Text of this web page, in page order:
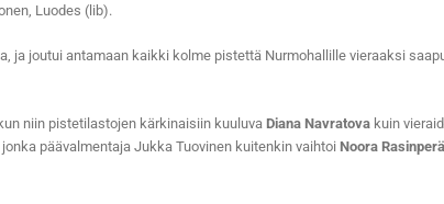
Luodes (lib).
joutui antamaan kaikki kolme pistettä Nurmohallille vieraaksi
niin pistetilastojen kärkinaisiin kuuluva Diana Navratova kuin
, jonka päävalmentaja Jukka Tuovinen kuitenkin vaihtoi Noora